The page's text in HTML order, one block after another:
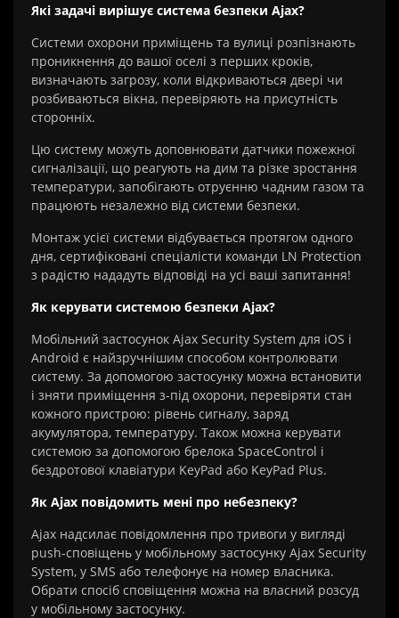
Які задачі вирішує система безпеки Ajax?
Системи охорони приміщень та вулиці розпізнають
проникнення до вашої оселі з перших кроків,
визначають загрозу, коли відкриваються двері чи
розбиваються вікна, перевіряють на присутність
сторонніх.
Цю систему можуть доповнювати датчики пожежної
сигналізації, що реагують на дим та різке зростання
температури, запобігають отруєнню чадним газом та
працюють незалежно від системи безпеки.
Монтаж усієї системи відбувається протягом одного
дня, сертифіковані спеціалісти команди LN Protection
з радістю нададуть відповіді на усі ваші запитання!
Як керувати системою безпеки Ajax?
Мобільний застосунок Ajax Security System для iOS і
Android є найзручнішим способом контролювати
систему. За допомогою застосунку можна встановити
і зняти приміщення з-під охорони, перевіряти стан
кожного пристрою: рівень сигналу, заряд
акумулятора, температуру. Також можна керувати
системою за допомогою брелока SpaceControl і
бездротової клавіатури KeyPad або KeyPad Plus.
Як Ajax повідомить мені про небезпеку?
Ajax надсилає повідомлення про тривоги у вигляді
push-сповіщень у мобільному застосунку Ajax Security
System, у SMS або телефонує на номер власника.
Обрати спосіб сповіщення можна на власний розсуд
у мобільному застосунку.